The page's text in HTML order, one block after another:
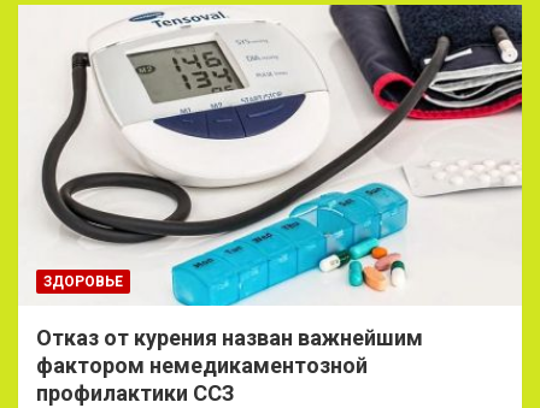
ЗДОРОВЬЕ
Отказ от курения назван важнейшим
фактором немедикаментозной
профилактики ССЗ